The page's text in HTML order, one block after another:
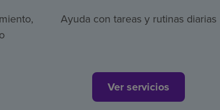
Ayuda con tareas y rutinas diarias
Ver servicios